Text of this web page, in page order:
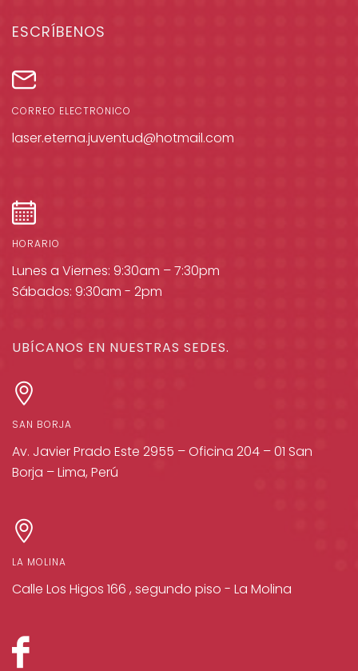
ESCRÍBENOS
CORREO ELECTRÓNICO
laser.eterna.juventud@hotmail.com
HORARIO
Lunes a Viernes: 9:30am – 7:30pm
Sábados: 9:30am - 2pm
UBÍCANOS EN NUESTRAS SEDES.
SAN BORJA
Av. Javier Prado Este 2955 – Oficina 204 – 01 San
Borja – Lima, Perú
LA MOLINA
Calle Los Higos 166 , segundo piso - La Molina